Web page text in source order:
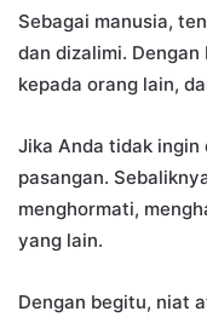
Sebagai manusia,
dan dizalimi.
kepada orang lain,
Jika Anda tidak
pasangan.
menghormati,
yang lain.
Dengan begitu, niat